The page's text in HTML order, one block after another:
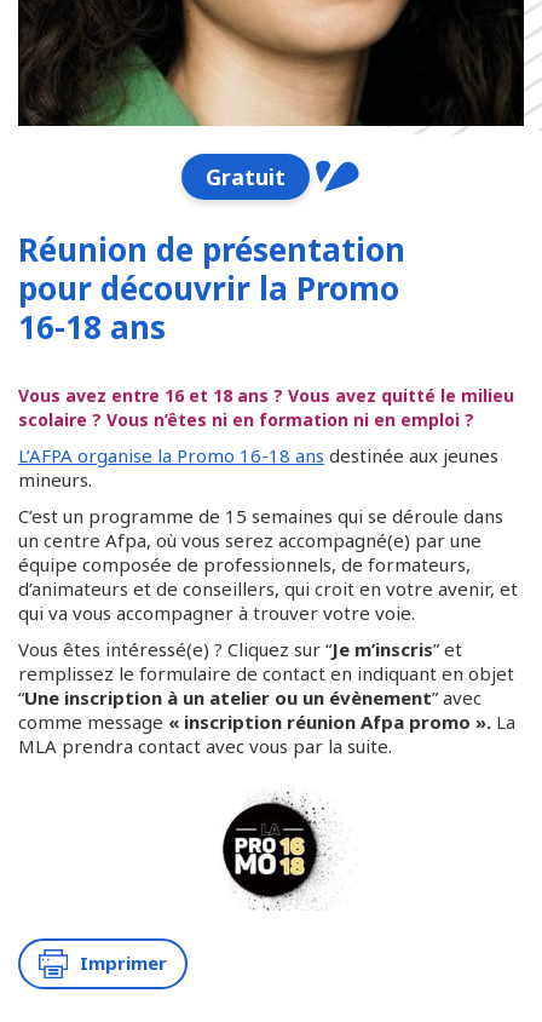
Gratuit
Réunion de présentation
pour découvrir la Promo
16-18 ans
Vous avez entre 16 et 18 ans ? Vous avez quitté le milieu
scolaire ? Vous n’êtes ni en formation ni en emploi ?
L’AFPA organise la Promo 16-18 ans destinée aux jeunes
mineurs.
C’est un programme de 15 semaines qui se déroule dans
un centre Afpa, où vous serez accompagné(e) par une
équipe composée de professionnels, de formateurs,
d’animateurs et de conseillers, qui croit en votre avenir, et
qui va vous accompagner à trouver votre voie.
Vous êtes intéressé(e) ? Cliquez sur “Je m’inscris” et
remplissez le formulaire de contact en indiquant en objet
“Une inscription à un atelier ou un évènement” avec
comme message « inscription réunion Afpa promo ». La
MLA prendra contact avec vous par la suite.
Imprimer